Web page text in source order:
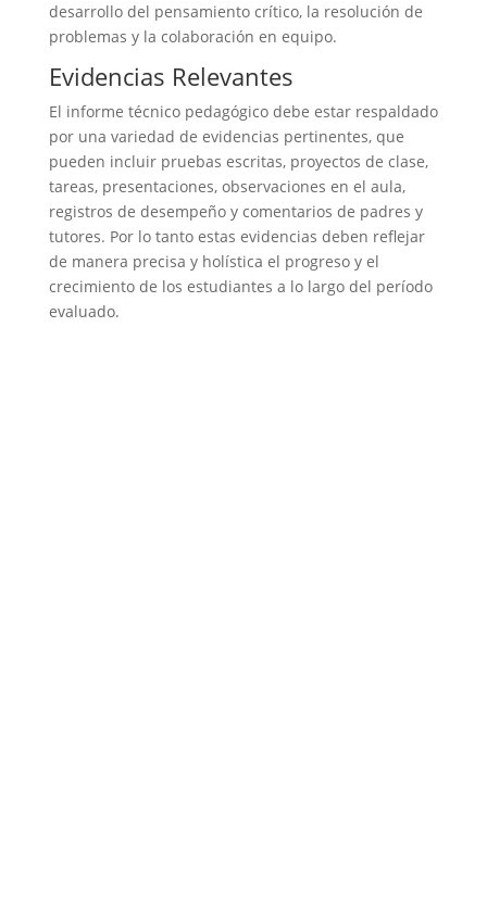
desarrollo del pensamiento crítico, la resolución de
problemas y la colaboración en equipo.
Evidencias Relevantes
El informe técnico pedagógico debe estar respaldado
por una variedad de evidencias pertinentes, que
pueden incluir pruebas escritas, proyectos de clase,
tareas, presentaciones, observaciones en el aula,
registros de desempeño y comentarios de padres y
tutores. Por lo tanto estas evidencias deben reflejar
de manera precisa y holística el progreso y el
crecimiento de los estudiantes a lo largo del período
evaluado.